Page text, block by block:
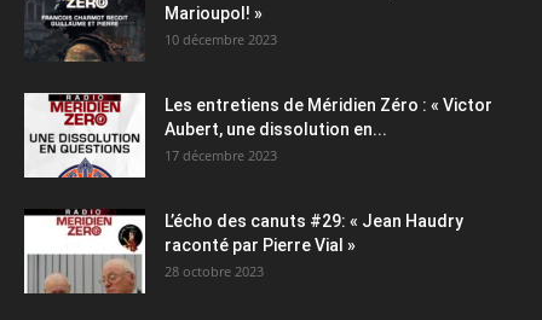
Marioupol! »
10 décembre 2023
Les entretiens de Méridien Zéro : « Victor
Aubert, une dissolution en...
17 décembre 2023
L’écho des canuts #29: « Jean Haudry
raconté par Pierre Vial »
28 octobre 2023